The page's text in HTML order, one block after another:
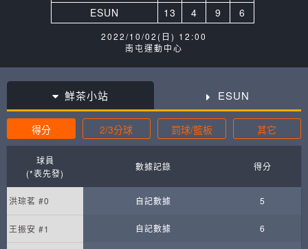
ESUN
13 4 9 6
2022/10/02(日) 12:00
南屯運動中心
鮮茶小站 ESUN
得分 2/3分球 罰球/籃板 其它
球員
(*表先發)
數據記錄 得分
洪琮茗 #0 自記數據 5
王振安 #1 自記數據 6